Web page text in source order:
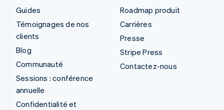
Guides
Témoignages de nos
clients
Blog
Communauté
Sessions : conférence
annuelle
Confidentialité et
Roadmap produit
Carrières
Presse
Stripe Press
Contactez-nous